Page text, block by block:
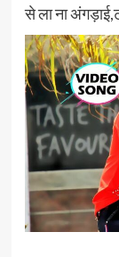
से ला ना